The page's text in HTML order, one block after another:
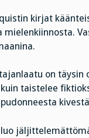
kirjat
mielenkiinnosta.
on täysin
kuin taistelee